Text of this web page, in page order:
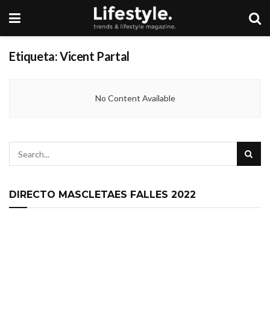
Etiqueta:Vicent Partal
No Content Available
DIRECTO MASCLETAES FALLES 2022